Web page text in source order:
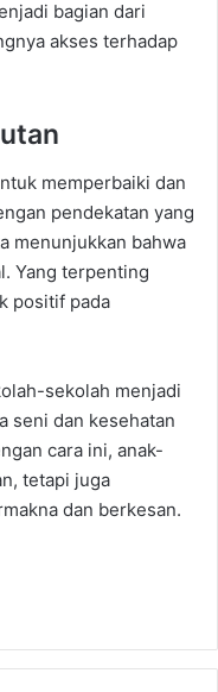
bagian dari
akses terhadap
memperbaiki dan
pendekatan yang
menunjukkan bahwa
Yang terpenting
positif pada
sekolah menjadi
seni dan kesehatan
cara ini, anak-
tetapi juga
dan berkesan.